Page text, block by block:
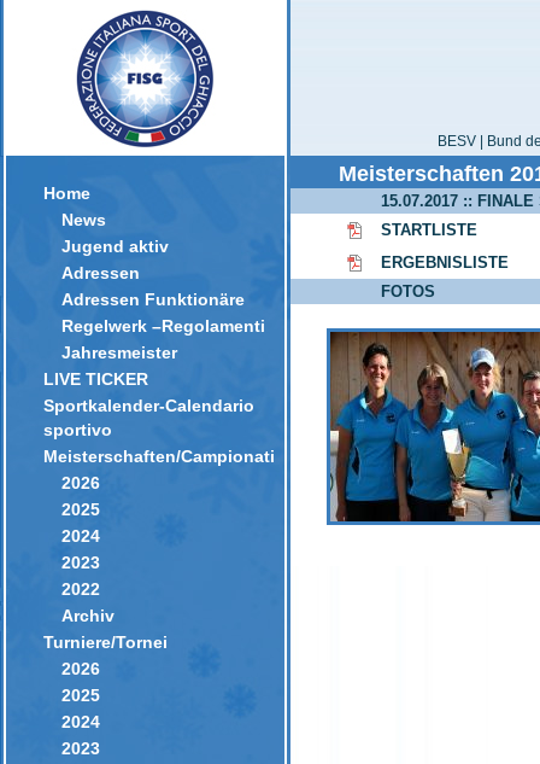
Home
News
Jugend aktiv
Adressen
Adressen Funktionäre
Regelwerk –Regolamenti
Jahresmeister
LIVE TICKER
Sportkalender-Calendario
sportivo
Meisterschaften/Campionati
2026
2025
2024
2023
2022
Archiv
Turniere/Tornei
2026
2025
2024
2023
BESV | Bund
Meisterschaften
15.07.2017 ::
STARTLISTE
ERGEBNISLISTE
FOTOS